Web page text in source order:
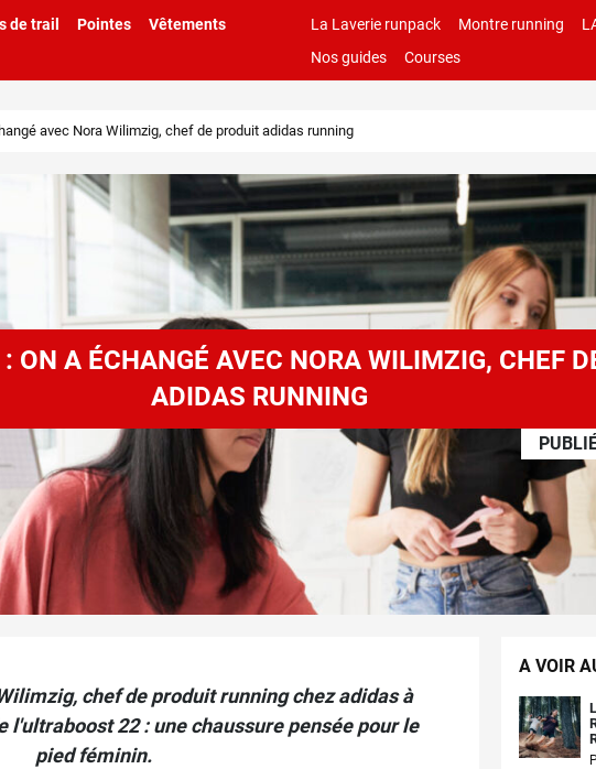
de trail Pointes
Vêtements
La Laverie runpack Montre running
Nos guides
Courses
avec Nora Wilimzig, chef de produit adidas running
ON A ÉCHANGÉ AVEC NORA WILIMZIG, CHEF
ADIDAS RUNNING
chef de produit running chez adidas à
l'ultraboost 22 : une chaussure pensée pour le
pied féminin.
A VOIR